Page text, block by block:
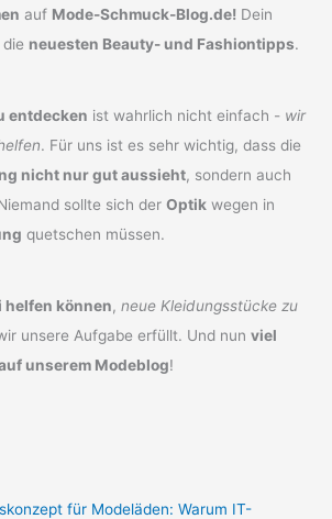
auf Mode-Schmuck-Blog.de! Dein
neuesten Beauty- und Fashiontipps.
entdecken ist wahrlich nicht einfach - wir
. Für uns ist es sehr wichtig, dass die
nicht nur gut aussieht, sondern auch
sollte sich derOptik wegen in
quetschen müssen.
helfen können,neue Kleidungsstücke zu
unsere Aufgabe erfüllt. Und nunviel
unserem Modeblog!
für Modeläden: Warum IT-